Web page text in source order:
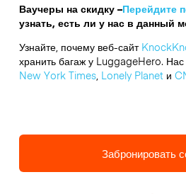
Ваучеры на скидку –Перейдите
узнать, есть ли у нас в данный
Узнайте, почему веб-сайт
хранить багаж у LuggageHero. Нас
New York Times, Lonely Planetи
Забронировать